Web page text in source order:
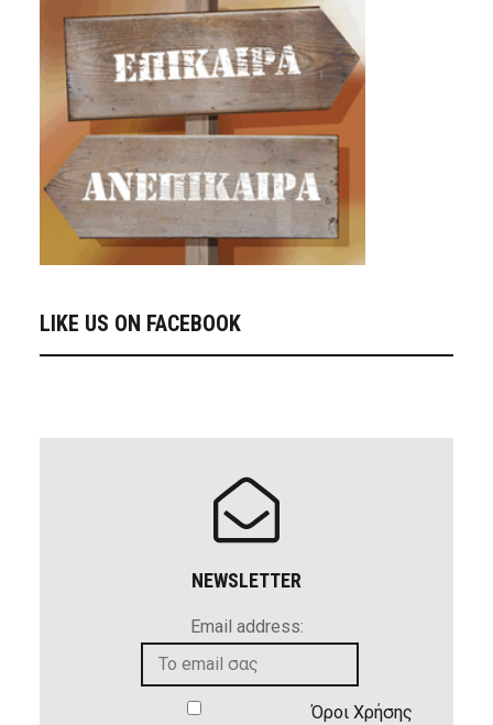
LIKE US ON FACEBOOK
NEWSLETTER
Email address:
Όροι Χρήσης